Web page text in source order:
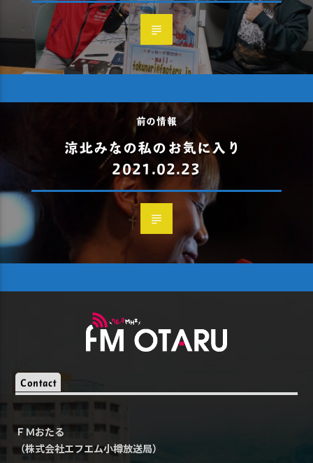
前の情報
涼北みなの私のお気に入り
2021.02.23
Contact
ＦＭおたる
（株式会社エフエム小樽放送局）